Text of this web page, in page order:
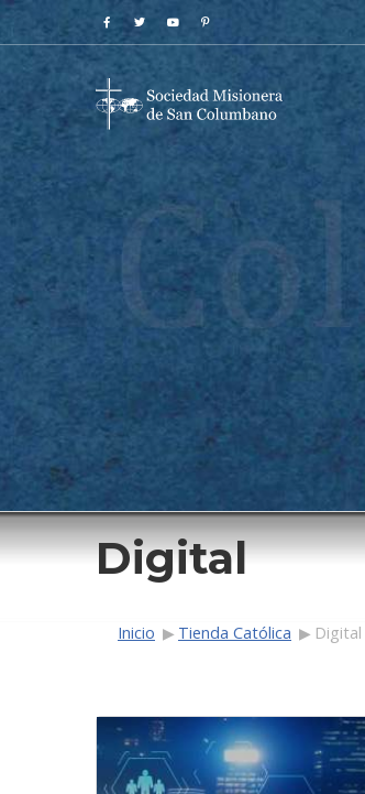
Digital
Ruta de
Inicio Tienda Católica Digital